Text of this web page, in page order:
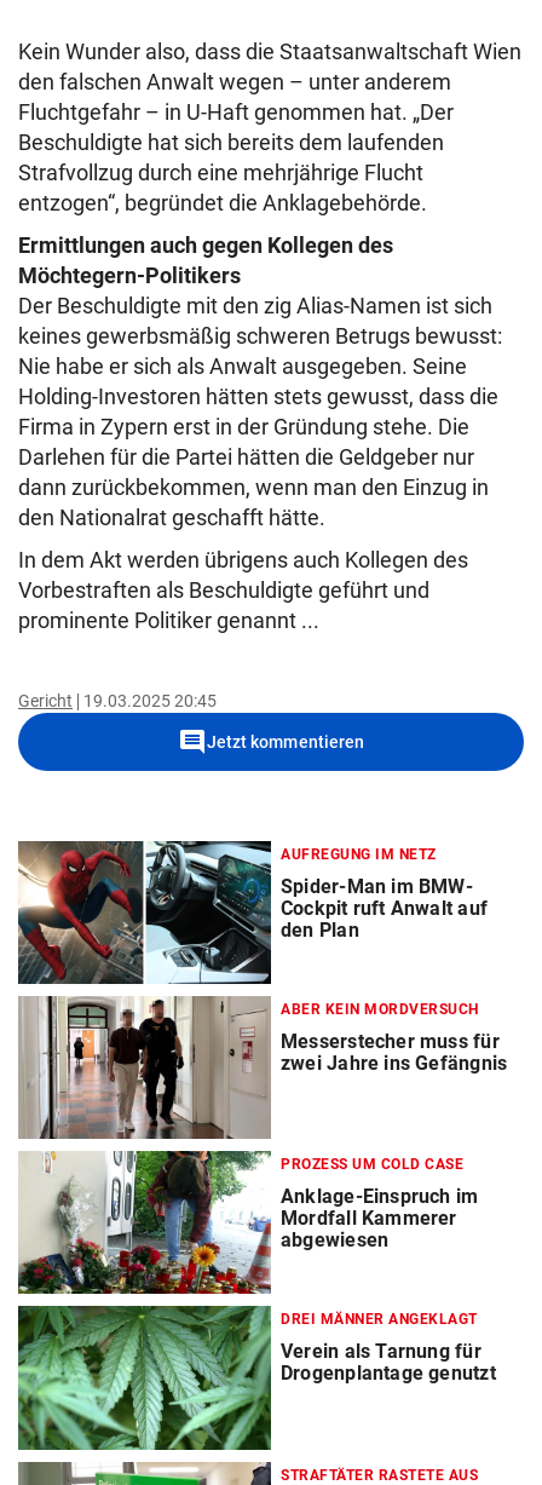
Kein Wunder also, dass die Staatsanwaltschaft Wien
den falschen Anwalt wegen – unter anderem
Fluchtgefahr – in U-Haft genommen hat. „Der
Beschuldigte hat sich bereits dem laufenden
Strafvollzug durch eine mehrjährige Flucht
entzogen“, begründet die Anklagebehörde.
Ermittlungen auch gegen Kollegen des
Möchtegern-Politikers
Der Beschuldigte mit den zig Alias-Namen ist sich
keines gewerbsmäßig schweren Betrugs bewusst:
Nie habe er sich als Anwalt ausgegeben. Seine
Holding-Investoren hätten stets gewusst, dass die
Firma in Zypern erst in der Gründung stehe. Die
Darlehen für die Partei hätten die Geldgeber nur
dann zurückbekommen, wenn man den Einzug in
den Nationalrat geschafft hätte.
In dem Akt werden übrigens auch Kollegen des
Vorbestraften als Beschuldigte geführt und
prominente Politiker genannt ...
Gericht 19.03.2025 20:45
commentJetzt kommentieren
AUFREGUNG IM NETZ
Spider-Man im BMW-
Cockpit ruft Anwalt auf
den Plan
ABER KEIN MORDVERSUCH
Messerstecher muss für
zwei Jahre ins Gefängnis
PROZESS UM COLD CASE
Anklage-Einspruch im
Mordfall Kammerer
abgewiesen
DREI MÄNNER ANGEKLAGT
Verein als Tarnung für
Drogenplantage genutzt
STRAFTÄTER RASTETE AUS